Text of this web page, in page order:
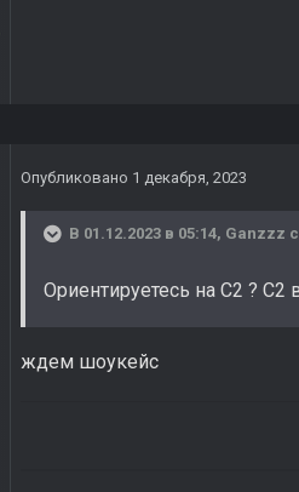
Опубликовано 1 декабря, 2023
В 01.12.2023 в 05:14, Ganzzz
Ориентируетесь на С2 ?
ждем шоукейс